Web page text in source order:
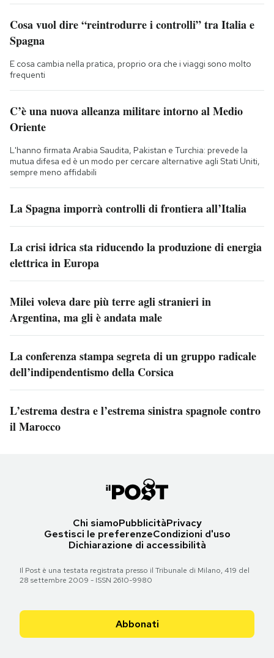
Cosa vuol dire “reintrodurre i controlli” tra Italia e
Spagna
E cosa cambia nella pratica, proprio ora che i viaggi sono molto
frequenti
C’è una nuova alleanza militare intorno al Medio
Oriente
L'hanno firmata Arabia Saudita, Pakistan e Turchia: prevede la
mutua difesa ed è un modo per cercare alternative agli Stati Uniti,
sempre meno affidabili
La Spagna imporrà controlli di frontiera all’Italia
La crisi idrica sta riducendo la produzione di energia
elettrica in Europa
Milei voleva dare più terre agli stranieri in
Argentina, ma gli è andata male
La conferenza stampa segreta di un gruppo radicale
dell’indipendentismo della Corsica
L’estrema destra e l’estrema sinistra spagnole contro
il Marocco
Chi siamoPubblicitàPrivacy
Gestisci le preferenzeCondizioni d'uso
Dichiarazione di accessibilità
Il Post è una testata registrata presso il Tribunale di Milano, 419 del
28 settembre 2009 - ISSN 2610-9980
Abbonati